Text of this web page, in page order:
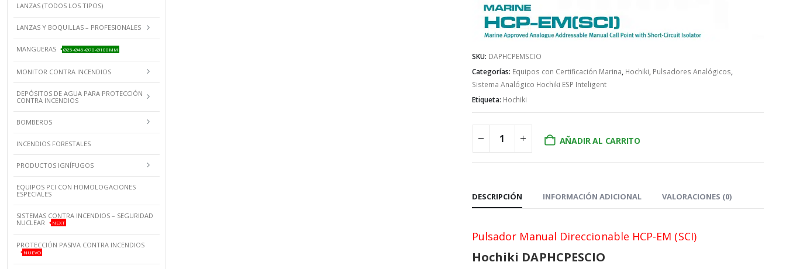
SKU: DAPHCPEMSCIO
Categorías: Equipos con Certificación Marina, Hochiki, Pulsadores Analógicos,
Sistema Analógico Hochiki ESP Inteligent
Etiqueta: Hochiki
AÑADIR AL CARRITO
DESCRIPCIÓN INFORMACIÓN ADICIONAL VALORACIONES (0)
Pulsador Manual Direccionable HCP-EM (SCI)
Hochiki DAPHCPESCIO
LANZAS (TODOS LOS TIPOS)
LANZAS Y BOQUILLAS – PROFESIONALES
MANGUERAS Ø25-Ø45-Ø70-Ø100MM
MONITOR CONTRA INCENDIOS
DEPÓSITOS DE AGUA PARA PROTECCIÓN
CONTRA INCENDIOS
BOMBEROS
INCENDIOS FORESTALES
PRODUCTOS IGNÍFUGOS
EQUIPOS PCI CON HOMOLOGACIONES
ESPECIALES
SISTEMAS CONTRA INCENDIOS – SEGURIDAD
NUCLEAR
NEXT
PROTECCIÓN PASIVA CONTRA INCENDIOS
NUEVO